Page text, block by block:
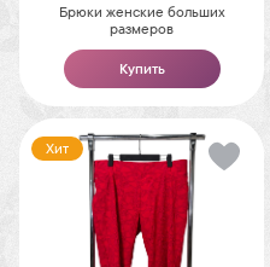
Брюки женские больших
размеров
Купить
Хит